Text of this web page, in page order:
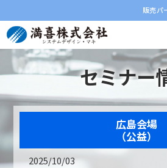
販売パ
セミナー
広島会場
（公益）
2025/10/03